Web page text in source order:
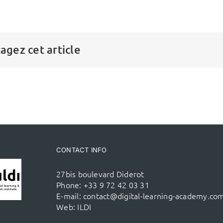
cet article
CONTACT INFO
27bis boulevard Diderot
Phone: +33 9 72 42 03 31
E-mail: contact@digital-learning-
Web: ILDI